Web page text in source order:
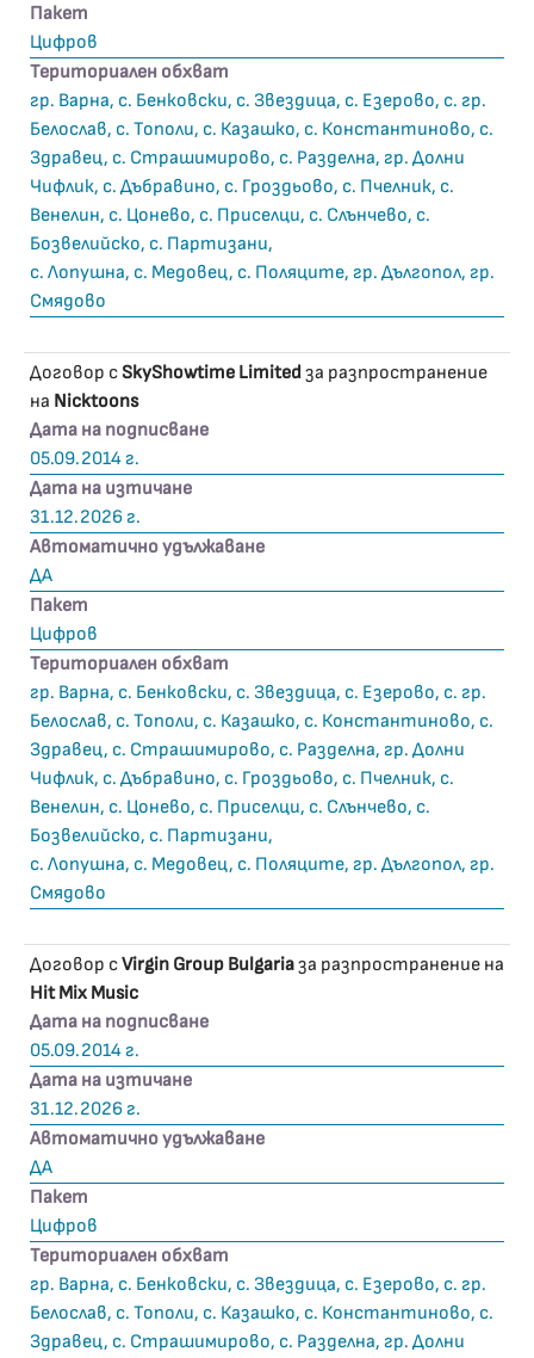
Пакет
Цифров
Териториален обхват
гр. Варна, с. Бенковски, с. Звездица, с. Езерово, с. гр.
Белослав, с. Тополи, с. Казашко, с. Константиново, с.
Здравец, с. Страшимирово, с. Разделна, гр. Долни
Чифлик, с. Дъбравино, с. Гроздьово, с. Пчелник, с.
Венелин, с. Цонево, с. Приселци, с. Слънчево, с.
Бозвелийско, с. Партизани,
с. Лопушна, с. Медовец, с. Поляците, гр. Дългопол, гр.
Смядово
Договор сSkyShowtime Limitedза разпространение
на Nicktoons
Дата на подписване
05.09.2014 г.
Дата на изтичане
31.12.2026 г.
Автоматично удължаване
ДА
Пакет
Цифров
Териториален обхват
гр. Варна, с. Бенковски, с. Звездица, с. Езерово, с. гр.
Белослав, с. Тополи, с. Казашко, с. Константиново, с.
Здравец, с. Страшимирово, с. Разделна, гр. Долни
Чифлик, с. Дъбравино, с. Гроздьово, с. Пчелник, с.
Венелин, с. Цонево, с. Приселци, с. Слънчево, с.
Бозвелийско, с. Партизани,
с. Лопушна, с. Медовец, с. Поляците, гр. Дългопол, гр.
Смядово
Договор сVirgin Group Bulgariaза разпространение на
Hit Mix Music
Дата на подписване
05.09.2014 г.
Дата на изтичане
31.12.2026 г.
Автоматично удължаване
ДА
Пакет
Цифров
Териториален обхват
гр. Варна, с. Бенковски, с. Звездица, с. Езерово, с. гр.
Белослав, с. Тополи, с. Казашко, с. Константиново, с.
Здравец, с. Страшимирово, с. Разделна, гр. Долни